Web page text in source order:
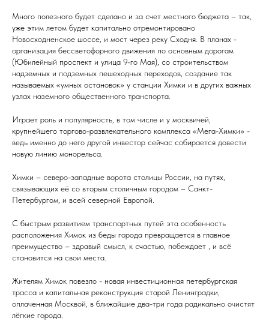
Много полезного будет сделано и за счет местного бюджета – так,
уже этим летом будет капитально отремонтировано
Новосходненское шоссе, и мост через реку Сходня. В планах -
организация бессветофорного движения по основным дорогам
(Юбилейный проспект и улица 9-го Мая), со строительством
надземных и подземных пешеходных переходов, создание так
называемых «умных остановок» у станции Химки и в других важных
узлах наземного общественного транспорта.
Играет роль и популярность, в том числе и у москвичей,
крупнейшего торгово-развлекательного комплекса «Мега-Химки» -
ведь именно до него другой инвестор сейчас собирается довести
новую линию монорельса.
Химки – северо-западные ворота столицы России, на путях,
связывающих её со вторым столичным городом – Санкт-
Петербургом, и всей северной Европой.
С быстрым развитием транспортных путей эта особенность
расположения Химок из беды города превращается в главное
преимущество – здравый смысл, к счастью, побеждает , и всё
становится на свои места.
Жителям Химок повезло - новая инвестиционная петербургская
трасса и капитальная реконструкция старой Ленинградки,
оплаченная Москвой, в ближайшие два-три года радикально очистят
лёгкие города.